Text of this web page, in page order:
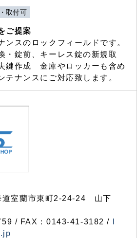
取付可
ご提案
ンスのロックフィールドです。
・錠前、キーレス錠の新規取
鍵作成 金庫やロッカーも含め
テナンスにご対応致します。
室蘭市東町2-24-24 山下
/ FAX：0143-41-3182 /